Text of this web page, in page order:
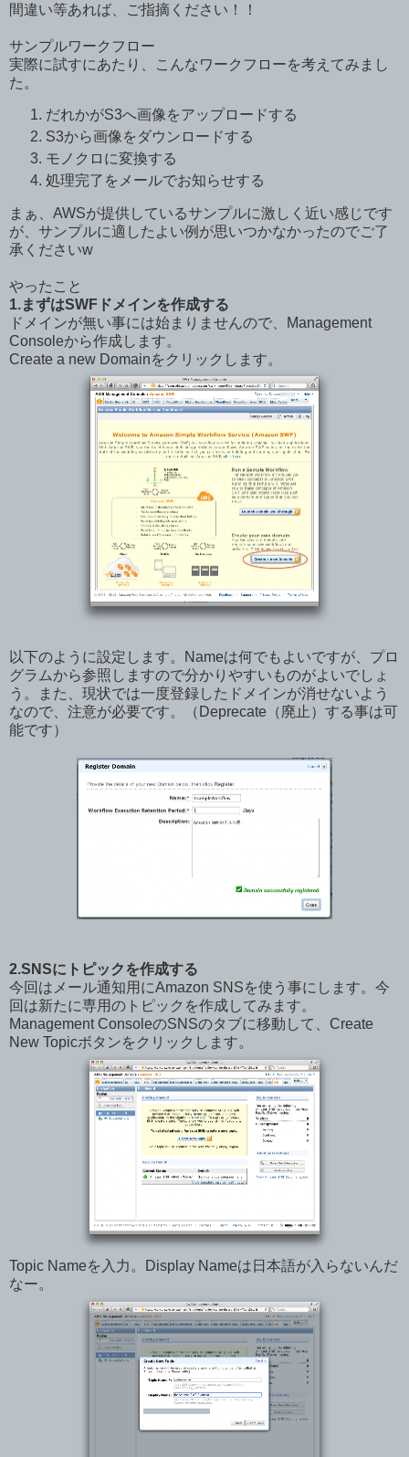
間違い等あれば、ご指摘ください！！
サンプルワークフロー
実際に試すにあたり、こんなワークフローを考えてみまし
た。
だれかがS3へ画像をアップロードする
S3から画像をダウンロードする
モノクロに変換する
処理完了をメールでお知らせする
まぁ、AWSが提供しているサンプルに激しく近い感じです
が、サンプルに適したよい例が思いつかなかったのでご了
承くださいw
やったこと
1.まずはSWFドメインを作成する
ドメインが無い事には始まりませんので、Management
Consoleから作成します。
Create a new Domainをクリックします。
以下のように設定します。Nameは何でもよいですが、プロ
グラムから参照しますので分かりやすいものがよいでしょ
う。また、現状では一度登録したドメインが消せないよう
なので、注意が必要です。（Deprecate（廃止）する事は可
能です）
2.SNSにトピックを作成する
今回はメール通知用にAmazon SNSを使う事にします。今
回は新たに専用のトピックを作成してみます。
Management ConsoleのSNSのタブに移動して、Create
New Topicボタンをクリックします。
Topic Nameを入力。Display Nameは日本語が入らないんだ
なー。